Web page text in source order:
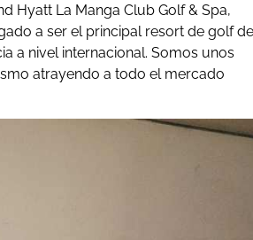
Hyatt La Manga Club Golf & Spa,
a ser el principal resort de golf de
a nivel internacional. Somos unos
atrayendo a todo el mercado